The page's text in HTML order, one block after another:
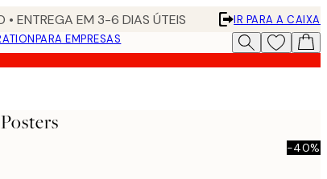
• ENTREGA EM 3-6 DIAS ÚTEIS
IR PARA A CAIXA
PARA EMPRESAS
-40%